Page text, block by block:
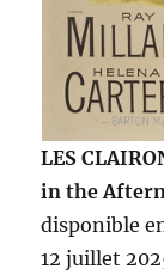
LES
in the
disponible
12 juillet